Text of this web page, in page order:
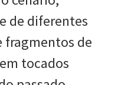
de diferentes
fragmentos de
tocados